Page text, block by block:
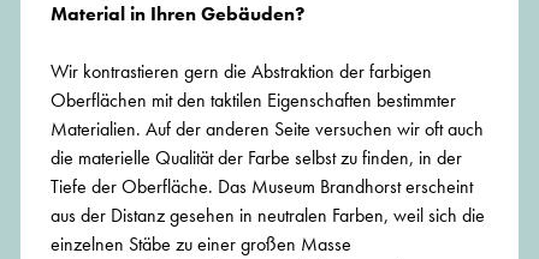
Material in Ihren Gebäuden?
Wir kontrastieren gern die Abstraktion der farbigen
Oberflächen mit den taktilen Eigenschaften bestimmter
Materialien. Auf der anderen Seite versuchen wir oft auch
die materielle Qualität der Farbe selbst zu finden, in der
Tiefe der Oberfläche. Das Museum Brandhorst erscheint
aus der Distanz gesehen in neutralen Farben, weil sich die
einzelnen Stäbe zu einer großen Masse